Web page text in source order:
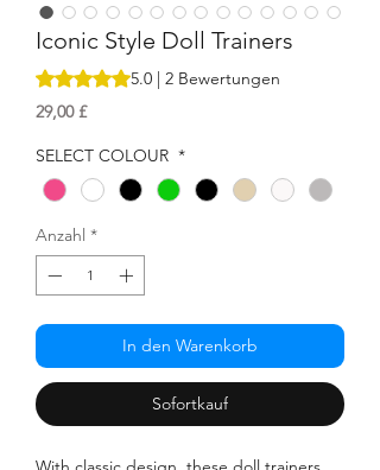
Iconic Style Doll Trainers
Das Rating beträgt 5.0 von fünf
5.0 | 2 Bewertungen
29,00 £Preis
SELECT COLOUR *
Anzahl *
In den Warenkorb
Sofortkauf